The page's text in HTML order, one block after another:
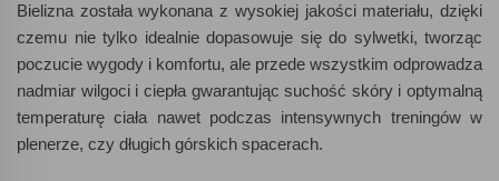
Bielizna została wykonana z wysokiej jakości materiału, dzięki
czemu nie tylko idealnie dopasowuje się do sylwetki, tworząc
poczucie wygody i komfortu, ale przede wszystkim odprowadza
nadmiar wilgoci i ciepła gwarantując suchość skóry i optymalną
temperaturę ciała nawet podczas intensywnych treningów w
plenerze, czy długich górskich spacerach.